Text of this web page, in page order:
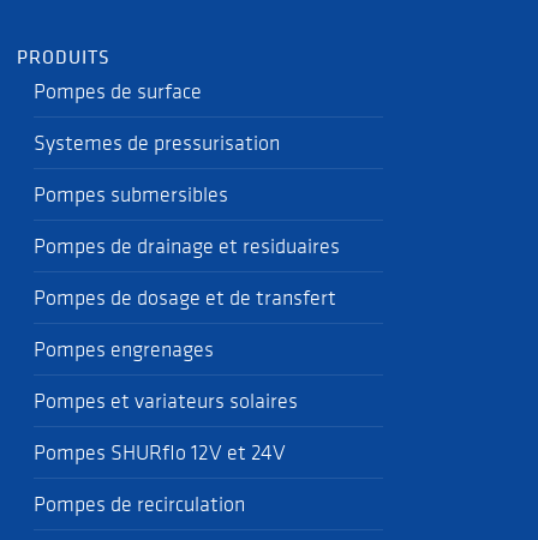
PRODUITS
Pompes de surface
Systemes de pressurisation
Pompes submersibles
Pompes de drainage et residuaires
Pompes de dosage et de transfert
Pompes engrenages
Pompes et variateurs solaires
Pompes SHURflo 12V et 24V
Pompes de recirculation